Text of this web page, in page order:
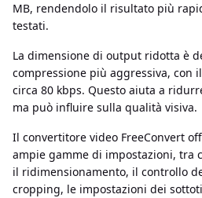
MB, rendendolo il risultato più
testati.
La dimensione di output ridotta è
compressione più aggressiva, con
circa 80 kbps. Questo aiuta a
ma può influire sulla qualità visiva.
Il convertitore video FreeConvert
ampie gamme di impostazioni, tra
il ridimensionamento, il controllo
cropping, le impostazioni dei